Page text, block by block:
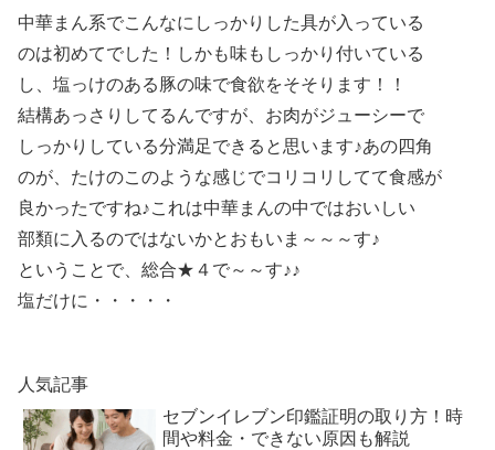
中華まん系でこんなにしっかりした具が入っている
のは初めてでした！しかも味もしっかり付いている
し、塩っけのある豚の味で食欲をそそります！！
結構あっさりしてるんですが、お肉がジューシーで
しっかりしている分満足できると思います♪あの四角
のが、たけのこのような感じでコリコリしてて食感が
良かったですね♪これは中華まんの中ではおいしい
部類に入るのではないかとおもいま～～～す♪
ということで、総合★４で～～す♪♪
塩だけに・・・・・
人気記事
セブンイレブン印鑑証明の取り方！時
間や料金・できない原因も解説